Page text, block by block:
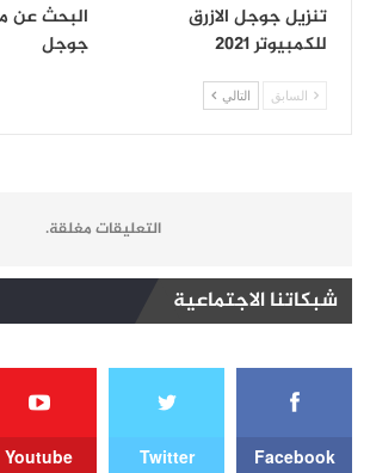
تنزيل جوجل الازرق
للكمبيوتر 2021
البحث عن
جوجل
السابق التالي
التعليقات مغلقة.
شبكاتنا الاجتماعية
Facebook
Twitter
Youtube